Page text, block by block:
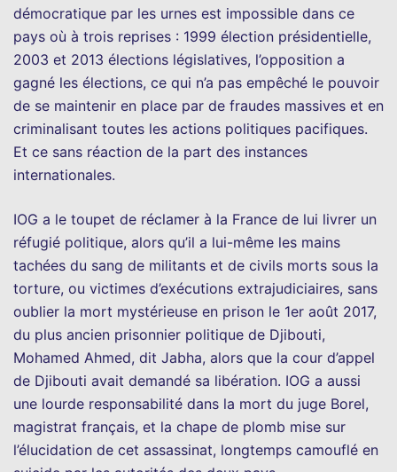
démocratique par les urnes est impossible dans ce
pays où à trois reprises : 1999 élection présidentielle,
2003 et 2013 élections législatives, l’opposition a
gagné les élections, ce qui n’a pas empêché le pouvoir
de se maintenir en place par de fraudes massives et en
criminalisant toutes les actions politiques pacifiques.
Et ce sans réaction de la part des instances
internationales.
IOG a le toupet de réclamer à la France de lui livrer un
réfugié politique, alors qu’il a lui-même les mains
tachées du sang de militants et de civils morts sous la
torture, ou victimes d’exécutions extrajudiciaires, sans
oublier la mort mystérieuse en prison le 1er août 2017,
du plus ancien prisonnier politique de Djibouti,
Mohamed Ahmed, dit Jabha, alors que la cour d’appel
de Djibouti avait demandé sa libération. IOG a aussi
une lourde responsabilité dans la mort du juge Borel,
magistrat français, et la chape de plomb mise sur
l’élucidation de cet assassinat, longtemps camouflé en